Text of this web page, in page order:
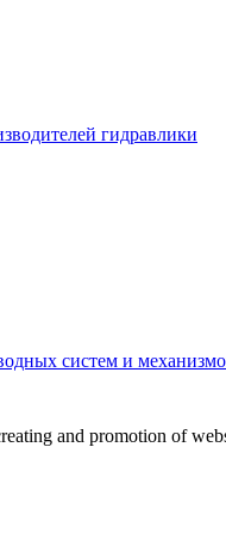
гидравлики
систем и
and promotion of